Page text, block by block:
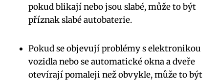
pokud blikají nebo jsou slabé, může to být
příznak slabé autobaterie.
Pokud se objevují problémy s elektronikou
vozidla nebo se automatické okna a dveře
otevírají pomaleji než obvykle, může to být